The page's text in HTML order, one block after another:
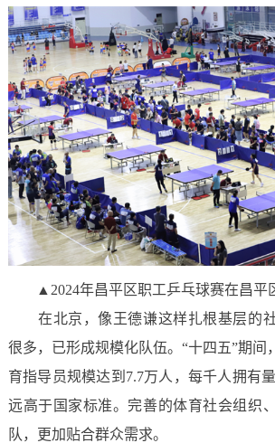
▲2024年昌平区职工乒乓球赛在昌平
在北京，像王德谦这样扎根基层的社
很多，已形成规模化队伍。“十四五”期间
育指导员规模达到7.7万人，每千人拥有
远高于国家标准。完善的体育社会组织
队，更加贴合群众需求。